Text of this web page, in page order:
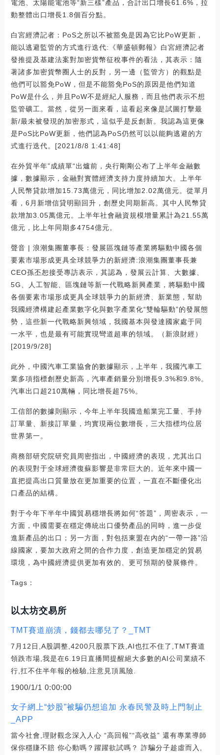
電池、太陽能電池等“新三樣”產品，合計出口增長61.6%，拉
動整體出口增長1.8個百分點。
白宮經濟記者：PoS之所以不被豁免是因為它比PoW更新，
能以逃避監管的方式進行迭代:《華盛頓郵報》白宮經濟記者
發推提及基建法案對加密貨幣征稅事件的看法，其表示：隨
著諸多加密貨幣圈人士的反對，另一邊（監管方）的觀點是
他們可以豁免PoW，但是不能豁免PoS的原因是他們知道
PoW是什么，并且PoW不是經紀人服務，而且他們表示不想
監管礦工。當然，從另一面來看，這看起來像是試圖打擊最
新/最未被發現的加密形式，這似乎是反創新。我認為這更像
是PoS比PoW更新，他們認為PoS仍然可以以能夠逃避的方
式進行迭代。[2021/8/8 1:41:48]
在外貿半年”成績單“出爐前，央行剛剛公布了上半年金融數
據，數據顯示，金融對實體經濟支持力度持續加大。上半年
人民幣貸款增加15.73萬億元，同比增加2.02萬億元。從單月
看，6月新增信貸明顯回升，創歷史同期新高。其中人民幣貸
款增加3.05萬億元。上半年社會融資規模增量累計為21.55萬
億元，比上年同期多4754億元。
聲音 | 浪潮集團董事長：發展區塊鏈等產業將驅動中國各個
要素市場形成更具全球競爭力的新經濟:浪潮集團董事長兼
CEO孫丕恕接受專訪表示，其認為，發展云計算、大數據、
5G、人工智能、區塊鏈等新一代戰略新興產業，將驅動中國
各個要素市場形成更具全球競爭力的新經濟、新業態，幫助
我國經濟構建起產業數字化與數字產業化“雙輪驅動”的發展態
勢，這些新一代戰略新興領域，我國基本與發達國家處于同
一水平，也是最有可能實現彎道超車的領域。（新浪財經）
[2019/9/28]
此外，中國汽車工業協會的數據顯示，上半年，我國汽車工
業多項指標創歷史新高，汽車產銷量分別增長9.3%和9.8%。
汽車出口超210萬輛，同比增長超75%。
工信部的數據則顯示，今年上半年我國造船業完工量、手持
訂單量、新接訂單量，均實現兩位數增長，三大指標均位居
世界第一。
商務部研究院研究員周密指出，中國經濟的表現，尤其出口
的表現對于全球經濟復蘇影響是非常巨大的。近年來中國一
直把提高出口質量放在更加重要的位置，一直在不斷優化出
口產品的結構。
對于今年下半年中國貿易穩增長將如何“答題”，周密表示，一
方面，中國需要在穩定傳統出口優勢產品的同時，進一步促
進新產品的出口；另一方面，對包括東盟在內的“一帶一路”沿
線國家，要加大政府之間的合作力度，創造更加穩定的貿易
環境，為中國經濟提供更加有效的、更可預期的發展條件。
Tags：
以太坊交易所
TMT賽道崩潰，錢都去哪兒了？_TMT
7月12日,A股調整,4200只股票下跌,AI也扛不住了,TMT賽道
領跌市場,我是在6.19日直播間提醒絕大多數的AI公司業績不
行,扛不住半年報的檢驗,注意見頂風險.
1900/1/1 0:00:00
女子網上“炒股”被騙仍想追加 永春民警及時上門制止
_APP
當今社會,理財觀念深入人心 “高回報”“高收益” 還有專業導師
保你穩賺不賠 你心動嗎？躍躍欲試嗎？ 詐騙分子趁虛而入,